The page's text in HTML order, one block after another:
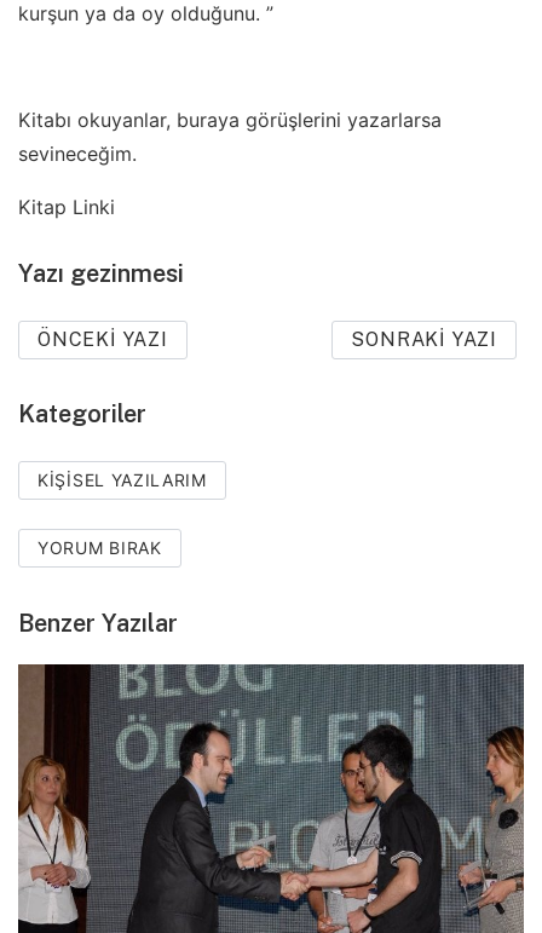
kurşun ya da oy olduğunu. ”
Kitabı okuyanlar, buraya görüşlerini yazarlarsa
sevineceğim.
Kitap Linki
Yazı gezinmesi
ÖNCEKI YAZI SONRAKI YAZI
Kategoriler
KIŞISEL YAZILARIM
YORUM BIRAK
Benzer Yazılar